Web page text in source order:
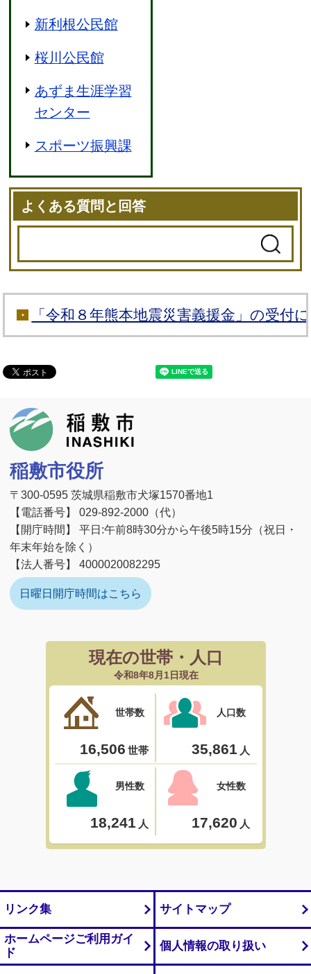
新利根公民館
桜川公民館
あずま生涯学習
センター
スポーツ振興課
よくある質問と回答
「令和８年熊本地震災害義援金」の受付
稲敷市役所
〒300-0595 茨城県稲敷市犬塚1570番地1
【電話番号】 029-892-2000（代）
【開庁時間】 平日:午前8時30分から午後5時15分（祝日・
年末年始を除く）
【法人番号】 4000020082295
日曜日開庁時間はこちら
リンク集 サイトマップ
ホームページご利用ガイ
ド
個人情報の取り扱い